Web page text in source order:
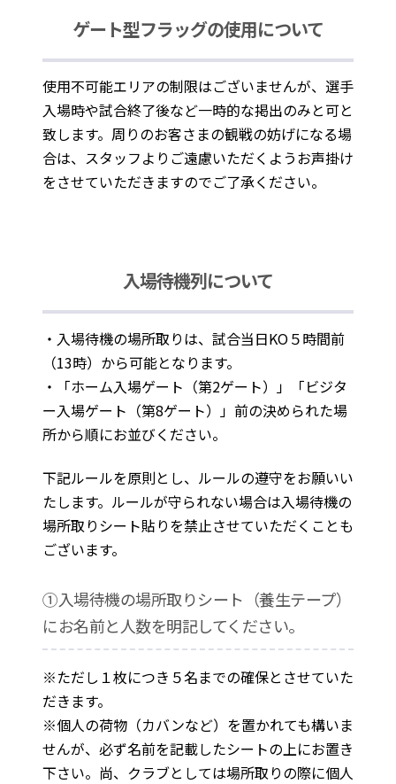
ゲート型フラッグの使用について
使用不可能エリアの制限はございませんが、選手
入場時や試合終了後など一時的な掲出のみと可と
致します。周りのお客さまの観戦の妨げになる場
合は、スタッフよりご遠慮いただくようお声掛け
をさせていただきますのでご了承ください。
入場待機列について
・入場待機の場所取りは、試合当日KO５時間前
（13時）から可能となります。
・「ホーム入場ゲート（第2ゲート）」「ビジタ
ー入場ゲート（第8ゲート）」前の決められた場
所から順にお並びください。
下記ルールを原則とし、ルールの遵守をお願いい
たします。ルールが守られない場合は入場待機の
場所取りシート貼りを禁止させていただくことも
ございます。
①入場待機の場所取りシート（養生テープ）
にお名前と人数を明記してください。
※ただし１枚につき５名までの確保とさせていた
だきます。
※個人の荷物（カバンなど）を置かれても構いま
せんが、必ず名前を記載したシートの上にお置き
下さい。尚、クラブとしては場所取りの際に個人